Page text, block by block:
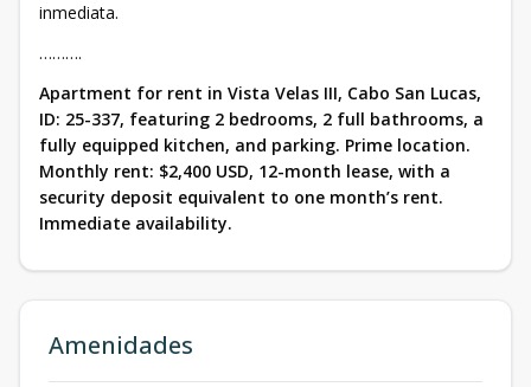
inmediata.
……….
Apartment for rent in Vista Velas III, Cabo San Lucas,
ID: 25-337, featuring 2 bedrooms, 2 full bathrooms, a
fully equipped kitchen, and parking. Prime location.
Monthly rent: $2,400 USD, 12-month lease, with a
security deposit equivalent to one month’s rent.
Immediate availability.
Amenidades